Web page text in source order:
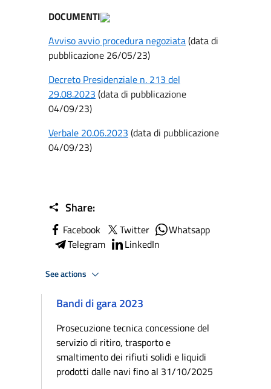
DOCUMENTI
Avviso avvio procedura negoziata(data di
pubblicazione 26/05/23)
Decreto Presidenziale n. 213 del
29.08.2023 (data di pubblicazione
04/09/23)
Verbale 20.06.2023 (data di pubblicazione
04/09/23)
Share:
Facebook Twitter
Whatsapp
Telegram
LinkedIn
See actions
Bandi di gara 2023
Prosecuzione tecnica concessione del
servizio di ritiro, trasporto e
smaltimento dei rifiuti solidi e liquidi
prodotti dalle navi fino al 31/10/2025